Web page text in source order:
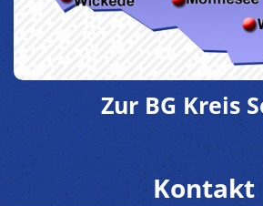
Zur BG Kreis
Kontakt